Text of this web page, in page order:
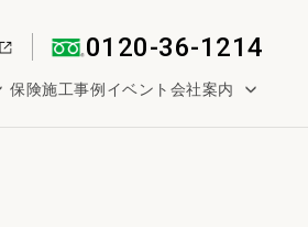
0120-36-1214
保険施工事例イベント 会社案内